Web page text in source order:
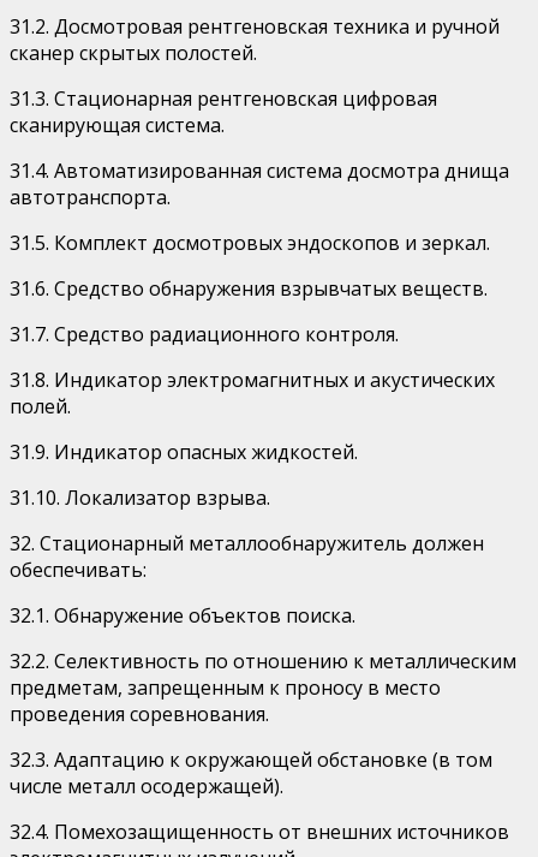
31.2. Досмотровая рентгеновская техника и ручной
сканер скрытых полостей.
31.3. Стационарная рентгеновская цифровая
сканирующая система.
31.4. Автоматизированная система досмотра днища
автотранспорта.
31.5. Комплект досмотровых эндоскопов и зеркал.
31.6. Средство обнаружения взрывчатых веществ.
31.7. Средство радиационного контроля.
31.8. Индикатор электромагнитных и акустических
полей.
31.9. Индикатор опасных жидкостей.
31.10. Локализатор взрыва.
32. Стационарный металлообнаружитель должен
обеспечивать:
32.1. Обнаружение объектов поиска.
32.2. Селективность по отношению к металлическим
предметам, запрещенным к проносу в место
проведения соревнования.
32.3. Адаптацию к окружающей обстановке (в том
числе металл осодержащей).
32.4. Помехозащищенность от внешних источников